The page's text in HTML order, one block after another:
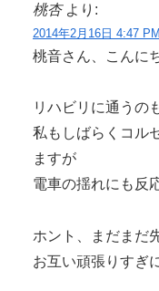
桃杏 より:
2014年2月16日 4:47 PM
桃音さん、こんに
リハビリに通うの
私もしばらくコル
ますが
電車の揺れにも反
ホント、まだまだ
お互い頑張りすぎ